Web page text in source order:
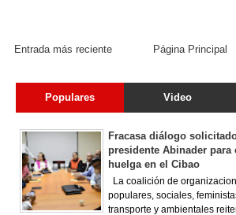
Entrada más reciente Página Principal
Populares Video
Fracasa diálogo
presidente Abinader para
huelga en el Cibao
La coalición de
populares, sociales,
transporte y ambientales